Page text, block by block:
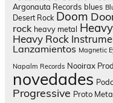
Argonauta Records blues
Desert Rock Doom
rock heavy metal
Heavy Rock
Lanzamientos Magnetic
Napalm Records Nooirax
novedades
Progressive Proto